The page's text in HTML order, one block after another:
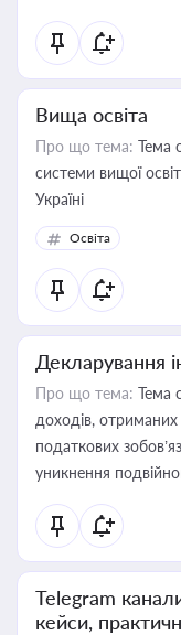
Вища освіта
Про що тема: Тема
системи вищої
Україні
Освіта
Декларування
Про що тема: Тема
доходів,
податкових
уникнення
Telegram
кейси,